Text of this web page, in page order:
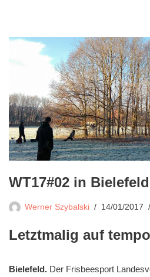
WT17#02 in Bielefeld
Werner Szybalski 14/01/2017
Letztmalig auf
Bielefeld. Der Frisbeesport